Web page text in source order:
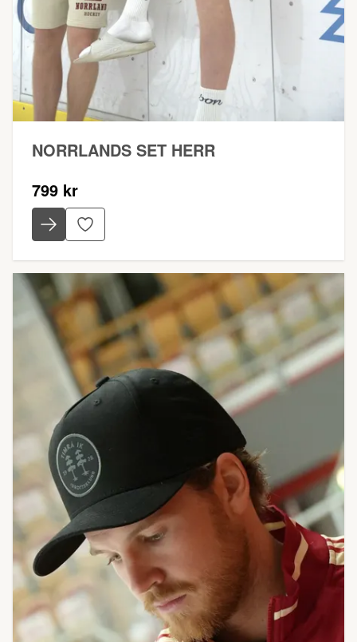
NORRLANDS SET HERR
799 kr